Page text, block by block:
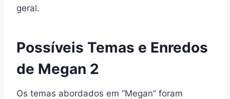
geral.
Possíveis Temas e Enredos
de Megan 2
Os temas abordados em “Megan” foram